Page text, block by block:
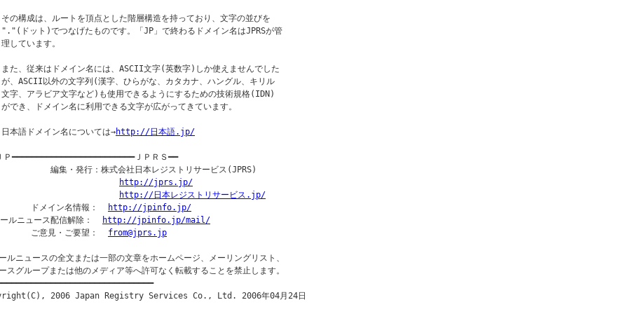
の構成は、ルートを頂点とした階層構造を持っており、文字の並びを
ドット)でつなげたものです。「JP」で終わるドメイン名はJPRSが管
しています。
た、従来はドメイン名には、ASCII文字(英数字)しか使えませんでした
、ASCII以外の文字列(漢字、ひらがな、カタカナ、ハングル、キリル
字、アラビア文字など)も使用できるようにするための技術規格(IDN)
でき、ドメイン名に利用できる文字が広がってきています。
本語ドメイン名については→
http://日本語.jp/
Ｐ━━━━━━━━━━━━━━━━━━━━━━━━━ＪＰＲＳ━━
編集・発行：株式会社日本レジストリサービス(JPRS)
http://jprs.jp/
http://日本レジストリサービス.jp/
ドメイン名情報：
http://jpinfo.jp/
ルニュース配信解除：
http://jpinfo.jp/mail/
ご意見・ご要望：
from@jprs.jp
ルニュースの全文または一部の文章をホームページ、メーリングリスト、
スグループまたは他のメディア等へ許可なく転載することを禁止します。